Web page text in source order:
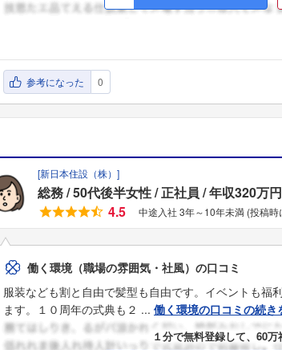
参考になった 0
[新日本住設（株） ]
総務 50代後半女性 正社員 年収320万円
4.5
中途入社 3年～10年未満 (投稿時
働く環境（職場の雰囲気・社風）の口コミ
服装なども割と自由で髪型も自由です。イベントも福
ます。１０周年の式典も２ ... 働く環境の口コミの続き
１分で無料登録して、60